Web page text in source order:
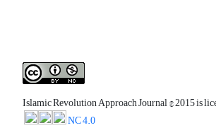
Islamic Revolution Approach Journal© 2015 is
NC 4.0